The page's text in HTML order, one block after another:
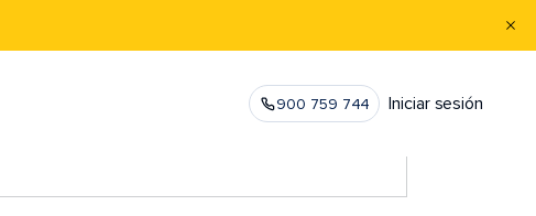
900 759 744 Iniciar sesión